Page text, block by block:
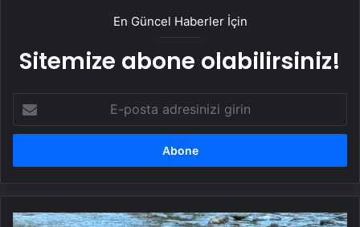
En Güncel Haberler İçin
Sitemize abone olabilirsiniz!
posta
adresinizi
Nadir